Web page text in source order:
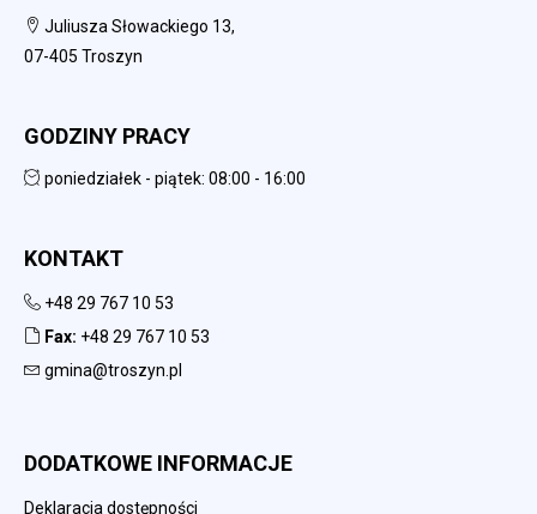
Juliusza Słowackiego 13,
07-405 Troszyn
GODZINY PRACY
poniedziałek - piątek: 08:00 - 16:00
KONTAKT
+48 29 767 10 53
Fax: +48 29 767 10 53
gmina@troszyn.pl
DODATKOWE INFORMACJE
Deklaracja dostępności